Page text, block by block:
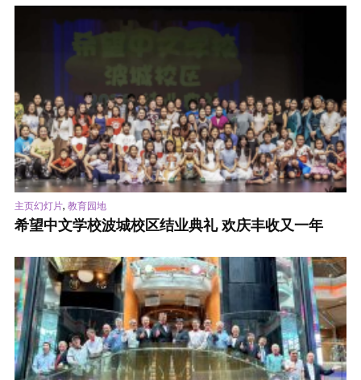
主页幻灯片, 教育园地
希望中文学校波城校区结业典礼 欢庆丰收又一年